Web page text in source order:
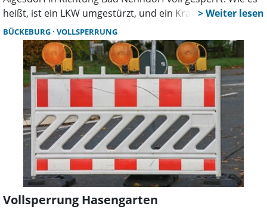
heißt, ist ein LKW umgestürzt, und ein Kran im Graben. In
der ersten Unfallmeldung war es noch unklar, ob eine
Person eingeklemmt wurde, dass hat sich aber nicht
bestätigt. Im Einsatz sind unter anderem die Freiwilligen
Feuerwehren zum Absichern der Unfallstelle. Verunfallt ist
ein 40 Tonnen schwerer Schwerlastkran, was die Bergung
erschweren dürfte. Die Bergung erwies sich als langwierig.
Erst am späten Abend wurde die Unfallstelle freigegeben.
Der Fahrzeugführer wurde bei dem Unfall leicht verletzt.
BÜCKEBURG VOLLSPERRUNG
Vollsperrung Hasengarten